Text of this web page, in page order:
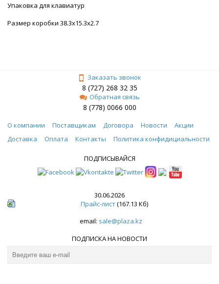
Упаковка для клавиатур
Размер коробки 38.3x15.3x2.7
Заказать звонок
8 (727) 268 32 35
Обратная связь
8 (778) 0066 000
О компании Поставщикам Договора Новости
Акции
Доставка
Оплата Контакты Политика конфидициальности
ПОДПИСЫВАЙСЯ
30.06.2026
Прайс-лист(167.13 Кб)
email: sale@plaza.kz
ПОДПИСКА НА НОВОСТИ